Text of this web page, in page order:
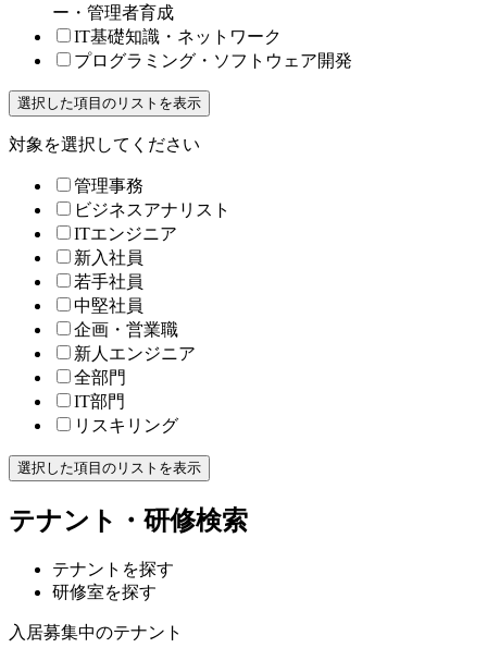
ー・管理者育成
IT基礎知識・ネットワーク
プログラミング・ソフトウェア開発
選択した項目のリストを表示
対象を選択してください
管理事務
ビジネスアナリスト
ITエンジニア
新入社員
若手社員
中堅社員
企画・営業職
新人エンジニア
全部門
IT部門
リスキリング
選択した項目のリストを表示
テナント・研修検索
テナントを探す
研修室を探す
入居募集中のテナント